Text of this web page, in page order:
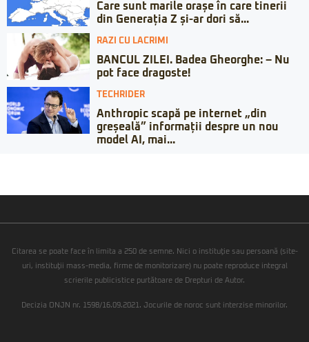
Care sunt marile orașe în care tinerii
din Generația Z și-ar dori să...
RAZI CU LACRIMI
BANCUL ZILEI. Badea Gheorghe: – Nu
pot face dragoste!
TECHRIDER
Anthropic scapă pe internet „din
greșeală” informații despre un nou
model AI, mai...
Citarea se poate face în limita a 250 de semne. Nici o instituţie sau persoană (site-
uri, instituţii mass-media, firme de monitorizare) nu poate reproduce integral
scrierile publicistice purtătoare de Drepturi de Autor.
Decizia ONJN nr. 1598/16.09.2021. Jocurile de noroc sunt interzise minorilor.